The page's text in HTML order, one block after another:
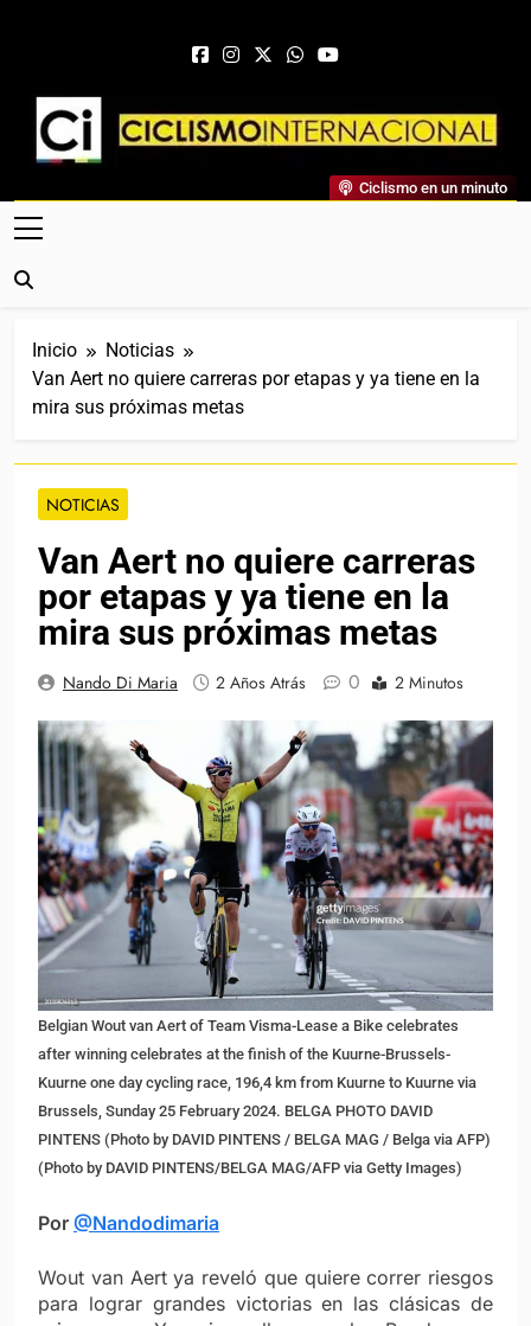
Ciclismo Internacional
Web Dedicada Al Ciclismo Mundial. Entrevistas, Análisis,
Crónicas, Previas Y Más. La Web Ciclista De Referencia.
Ciclismo en un minuto
Inicio
Noticias
Van Aert no quiere carreras por etapas y ya tiene en la
mira sus próximas metas
NOTICIAS
Van Aert no quiere carreras
por etapas y ya tiene en la
mira sus próximas metas
Nando Di Maria 2 Años Atrás 0 2 Minutos
Belgian Wout van Aert of Team Visma-Lease a Bike celebrates
after winning celebrates at the finish of the Kuurne-Brussels-
Kuurne one day cycling race, 196,4 km from Kuurne to Kuurne via
Brussels, Sunday 25 February 2024. BELGA PHOTO DAVID
PINTENS (Photo by DAVID PINTENS / BELGA MAG / Belga via AFP)
(Photo by DAVID PINTENS/BELGA MAG/AFP via Getty Images)
Por @Nandodimaria
Wout van Aert ya reveló que quiere correr riesgos
para lograr grandes victorias en las clásicas de